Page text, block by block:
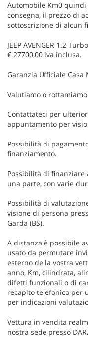
Automobile Km0
consegna, il prezzo di
sottoscrizione di alcun
JEEP AVENGER 1.2
€ 27700,00 iva inclusa.
Garanzia Ufficiale
Valutiamo o
Contattateci per
appuntamento per
Possibilità di
finanziamento.
Possibilità di
una parte, con varie
Possibilità di
visione di persona
Garda (BS).
A distanza è possibile
usato da permutare
esterno della vostra
anno, Km, cilindrata,
difetti funzionali o di
recapito telefonico per
per indicazioni
Vettura in vendita
nostra sede presso